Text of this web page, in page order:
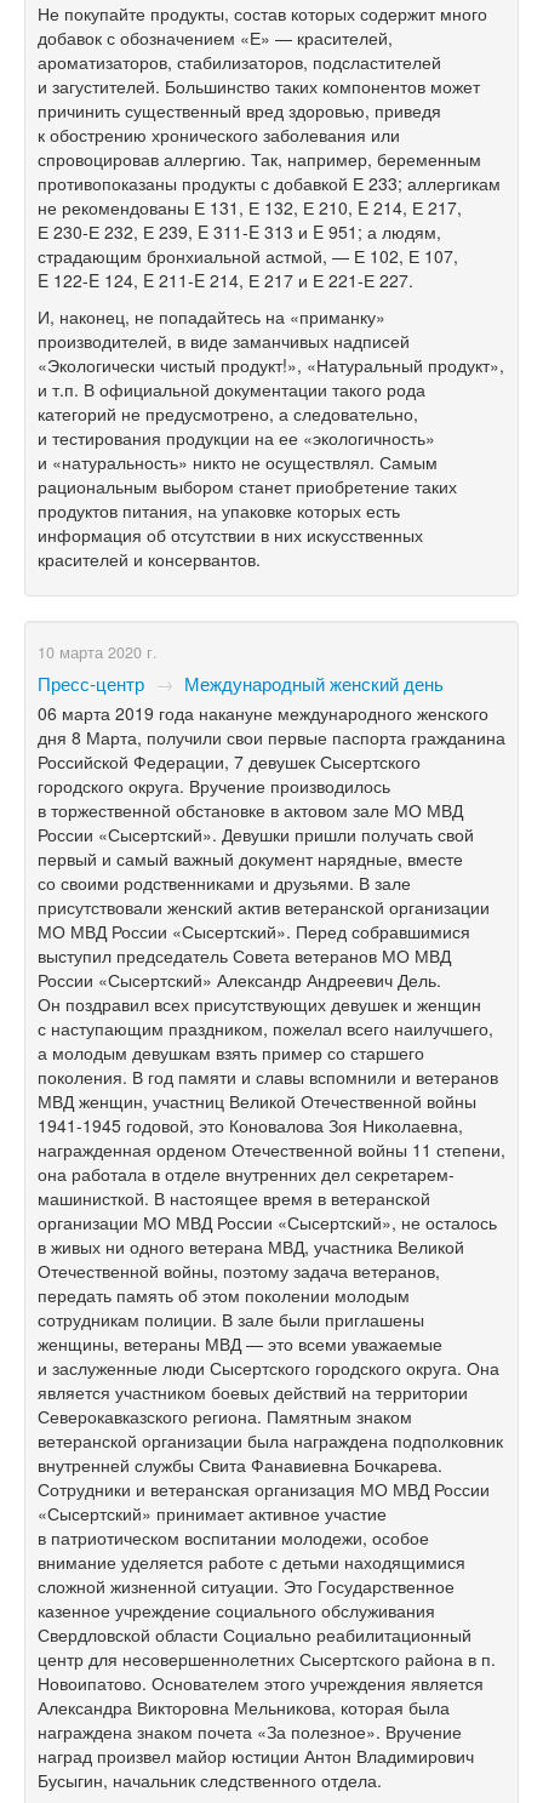
Не покупайте продукты, состав которых содержит много
добавок с обозначением «Е» — красителей,
ароматизаторов, стабилизаторов, подсластителей
и загустителей. Большинство таких компонентов может
причинить существенный вред здоровью, приведя
к обострению хронического заболевания или
спровоцировав аллергию. Так, например, беременным
противопоказаны продукты с добавкой Е 233; аллергикам
не рекомендованы Е 131, Е 132, Е 210, E 214, Е 217,
Е 230-Е 232, Е 239, E 311-E 313 и E 951; а людям,
страдающим бронхиальной астмой, — Е 102, Е 107,
E 122-E 124, E 211-E 214, Е 217 и Е 221-Е 227.
И, наконец, не попадайтесь на «приманку»
производителей, в виде заманчивых надписей
«Экологически чистый продукт!», «Натуральный продукт»,
и т.п. В официальной документации такого рода
категорий не предусмотрено, а следовательно,
и тестирования продукции на ее «экологичность»
и «натуральность» никто не осуществлял. Самым
рациональным выбором станет приобретение таких
продуктов питания, на упаковке которых есть
информация об отсутствии в них искусственных
красителей и консервантов.
10 марта 2020 г.
Пресс-центр → Международный женский день
06 марта 2019 года накануне международного женского
дня 8 Марта, получили свои первые паспорта гражданина
Российской Федерации, 7 девушек Сысертского
городского округа. Вручение производилось
в торжественной обстановке в актовом зале МО МВД
России «Сысертский». Девушки пришли получать свой
первый и самый важный документ нарядные, вместе
со своими родственниками и друзьями. В зале
присутствовали женский актив ветеранской организации
МО МВД России «Сысертский». Перед собравшимися
выступил председатель Совета ветеранов МО МВД
России «Сысертский» Александр Андреевич Дель.
Он поздравил всех присутствующих девушек и женщин
с наступающим праздником, пожелал всего наилучшего,
а молодым девушкам взять пример со старшего
поколения. В год памяти и славы вспомнили и ветеранов
МВД женщин, участниц Великой Отечественной войны
1941-1945 годовой, это Коновалова Зоя Николаевна,
награжденная орденом Отечественной войны 11 степени,
она работала в отделе внутренних дел секретарем-
машинисткой. В настоящее время в ветеранской
организации МО МВД России «Сысертский», не осталось
в живых ни одного ветерана МВД, участника Великой
Отечественной войны, поэтому задача ветеранов,
передать память об этом поколении молодым
сотрудникам полиции. В зале были приглашены
женщины, ветераны МВД — это всеми уважаемые
и заслуженные люди Сысертского городского округа. Она
является участником боевых действий на территории
Северокавказского региона. Памятным знаком
ветеранской организации была награждена подполковник
внутренней службы Свита Фанавиевна Бочкарева.
Сотрудники и ветеранская организация МО МВД России
«Сысертский» принимает активное участие
в патриотическом воспитании молодежи, особое
внимание уделяется работе с детьми находящимися
сложной жизненной ситуации. Это Государственное
казенное учреждение социального обслуживания
Свердловской области Социально реабилитационный
центр для несовершеннолетних Сысертского района в п.
Новоипатово. Основателем этого учреждения является
Александра Викторовна Мельникова, которая была
награждена знаком почета «За полезное». Вручение
наград произвел майор юстиции Антон Владимирович
Бусыгин, начальник следственного отдела.